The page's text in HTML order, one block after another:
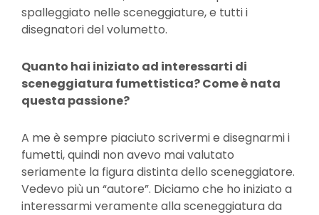
spalleggiato nelle sceneggiature, e tutti i
disegnatori del volumetto.
Quanto hai iniziato ad interessarti di
sceneggiatura fumettistica? Come è nata
questa passione?
A me è sempre piaciuto scrivermi e disegnarmi i
fumetti, quindi non avevo mai valutato
seriamente la figura distinta dello sceneggiatore.
Vedevo più un “autore”. Diciamo che ho iniziato a
interessarmi veramente alla sceneggiatura da